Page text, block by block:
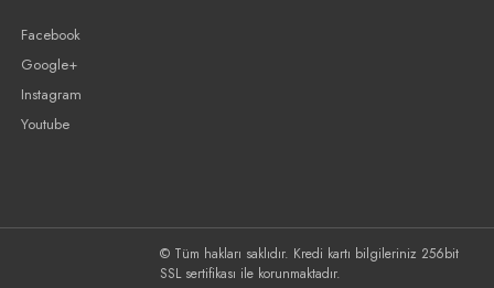
Facebook
Google+
Instagram
Youtube
© Tüm hakları saklıdır. Kredi kartı bilgileriniz 256bit
SSL sertifikası ile korunmaktadır.